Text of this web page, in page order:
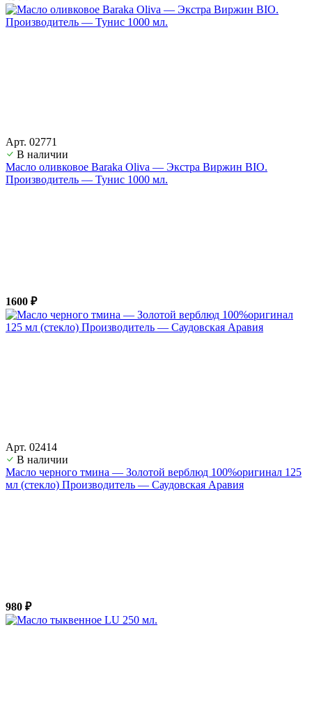
Арт. 02771
В наличии
Масло оливковое Baraka Oliva — Экстра Виржин BIO.
Производитель — Тунис 1000 мл.
1600 ₽
Арт. 02414
В наличии
Масло черного тмина — Золотой верблюд 100%оригинал 125
мл (стекло) Производитель — Саудовская Аравия
980 ₽